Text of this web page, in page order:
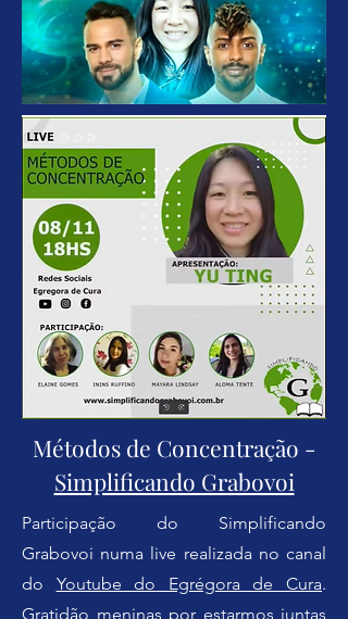
Métodos de Concentração -
Simplificando Grabovoi
Participação do Simplificando
Grabovoi numa live realizada no canal
do Youtube do Egrégora de Cura.
Gratidão meninas por estarmos juntas